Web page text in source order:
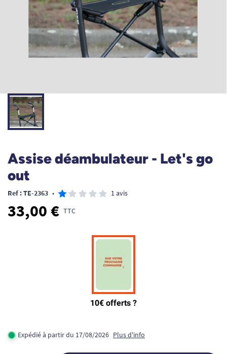
Assise déambulateur - Let's go
out
Ref : TE-2363 • 1 avis
33,00 € TTC
Expédié à partir du 17/08/2026 Plus d'info